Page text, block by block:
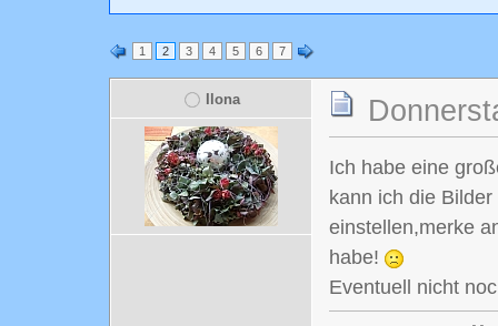
1 2 3 4 5 6 7
Ilona
Ich habe eine
kann ich die
einstellen,merke
habe!
Eventuell nicht